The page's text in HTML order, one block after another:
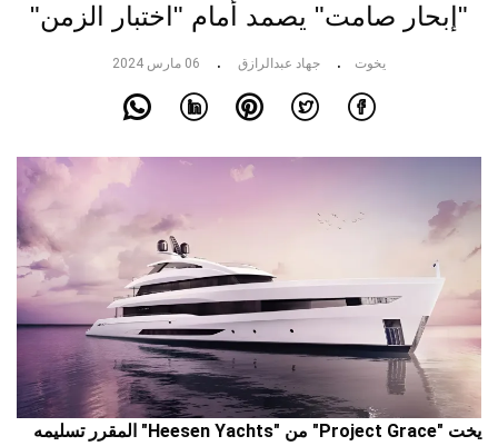
"إبحار صامت" يصمد أمام "اختبار الزمن"
يخوت جهاد عبدالرازق 06 مارس 2024
يخت "Project Grace" من "Heesen Yachts" المقرر تسليمه